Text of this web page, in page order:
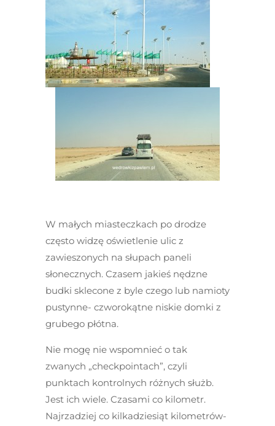
W małych miasteczkach po drodze
często widzę oświetlenie ulic z
zawieszonych na słupach paneli
słonecznych. Czasem jakieś nędzne
budki sklecone z byle czego lub namioty
pustynne- czworokątne niskie domki z
grubego płótna.
Nie mogę nie wspomnieć o tak
zwanych „checkpointach”, czyli
punktach kontrolnych różnych służb.
Jest ich wiele. Czasami co kilometr.
Najrzadziej co kilkadziesiąt kilometrów-